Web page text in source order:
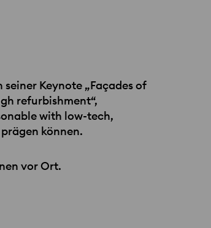
Keynote „Façades of
refurbishment“,
with low-tech,
können.
vor Ort.